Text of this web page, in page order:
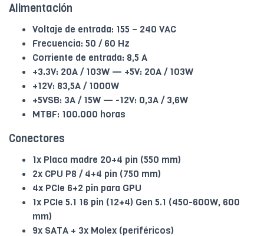
Alimentación
Voltaje de entrada: 155 – 240 VAC
Frecuencia: 50 / 60 Hz
Corriente de entrada: 8,5 A
+3.3V: 20A / 103W — +5V: 20A / 103W
+12V: 83,5A / 1000W
+5VSB: 3A / 15W — -12V: 0,3A / 3,6W
MTBF: 100.000 horas
Conectores
1x Placa madre 20+4 pin (550 mm)
2x CPU P8 / 4+4 pin (750 mm)
4x PCIe 6+2 pin para GPU
1x PCIe 5.1 16 pin (12+4) Gen 5.1 (450-600W, 600
mm)
9x SATA + 3x Molex (periféricos)